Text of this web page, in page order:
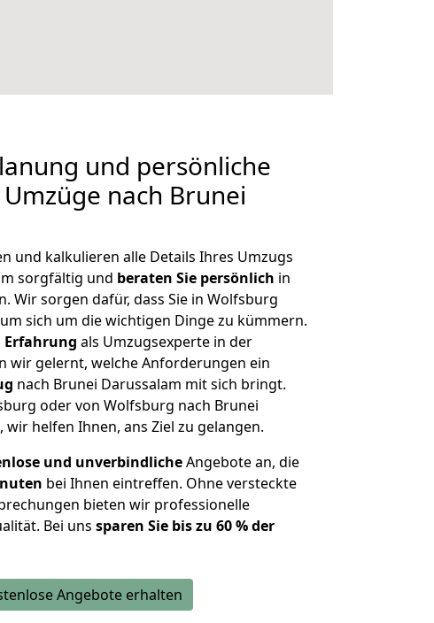
und persönliche
nach Brunei
und kalkulieren alle Details Ihres Umzugs
sorgfältig und beraten Sie persönlich in
Wir sorgen dafür, dass Sie in Wolfsburg
sich um die wichtigen Dinge zu kümmern.
Erfahrung als Umzugsexperte in der
wir gelernt, welche Anforderungen ein
nach Brunei Darussalam mit sich bringt.
oder von Wolfsburg nach Brunei
wir helfen Ihnen, ans Ziel zu gelangen.
und unverbindlicheAngebote an, die
bei Ihnen eintreffen. Ohne versteckte
bieten wir professionelle
Bei uns sparen Sie bis zu 60 % der
Angebote erhalten